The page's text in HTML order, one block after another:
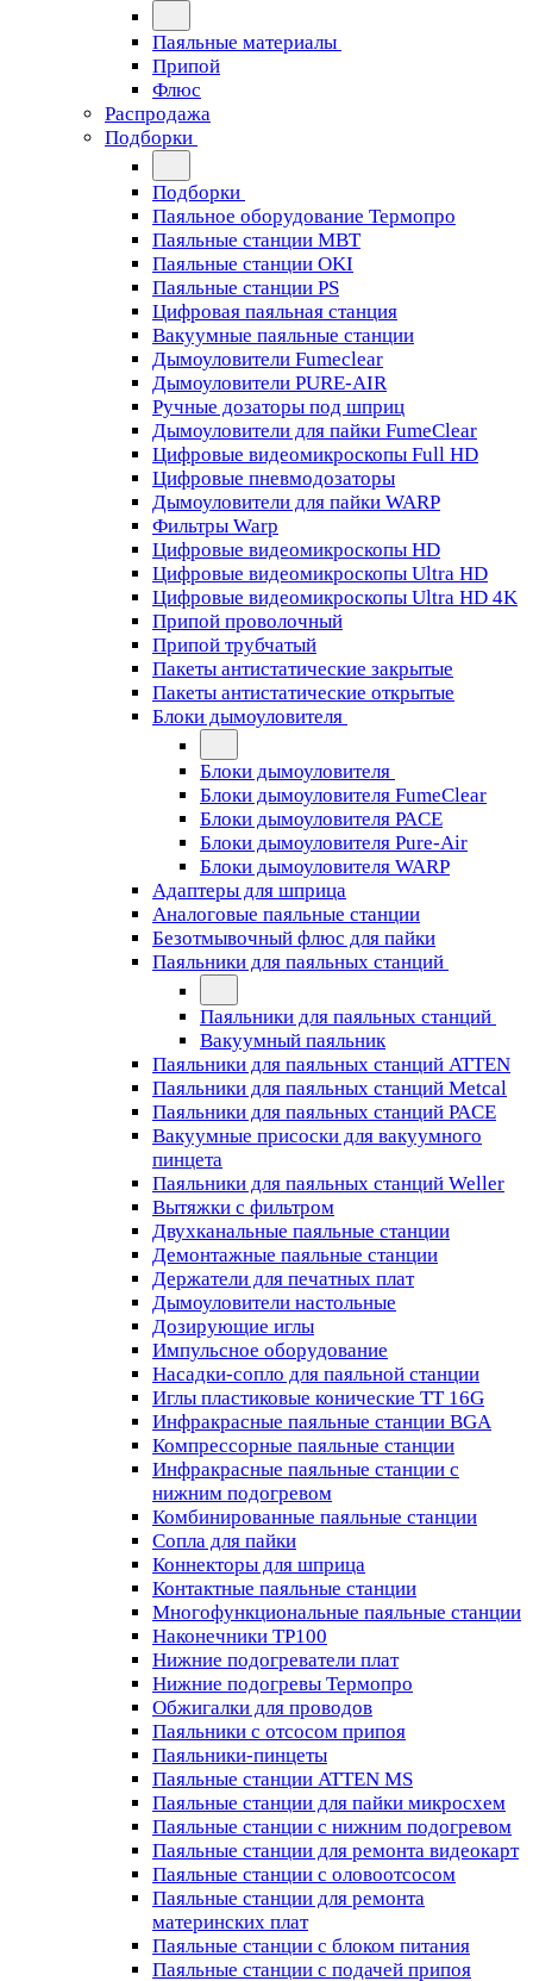
Паяльные материалы
Припой
Флюс
Распродажа
Подборки
Подборки
Паяльное оборудование Термопро
Паяльные станции MBT
Паяльные станции OKI
Паяльные станции PS
Цифровая паяльная станция
Вакуумные паяльные станции
Дымоуловители Fumeclear
Дымоуловители PURE-AIR
Ручные дозаторы под шприц
Дымоуловители для пайки FumeClear
Цифровые видеомикроскопы Full HD
Цифровые пневмодозаторы
Дымоуловители для пайки WARP
Фильтры Warp
Цифровые видеомикроскопы HD
Цифровые видеомикроскопы Ultra HD
Цифровые видеомикроскопы Ultra HD 4K
Припой проволочный
Припой трубчатый
Пакеты антистатические закрытые
Пакеты антистатические открытые
Блоки дымоуловителя
Блоки дымоуловителя
Блоки дымоуловителя FumeClear
Блоки дымоуловителя PACE
Блоки дымоуловителя Pure-Air
Блоки дымоуловителя WARP
Адаптеры для шприца
Аналоговые паяльные станции
Безотмывочный флюс для пайки
Паяльники для паяльных станций
Паяльники для паяльных станций
Вакуумный паяльник
Паяльники для паяльных станций ATTEN
Паяльники для паяльных станций Metcal
Паяльники для паяльных станций PACE
Вакуумные присоски для вакуумного
пинцета
Паяльники для паяльных станций Weller
Вытяжки с фильтром
Двухканальные паяльные станции
Демонтажные паяльные станции
Держатели для печатных плат
Дымоуловители настольные
Дозирующие иглы
Импульсное оборудование
Насадки-сопло для паяльной станции
Иглы пластиковые конические TT 16G
Инфракрасные паяльные станции BGA
Компрессорные паяльные станции
Инфракрасные паяльные станции с
нижним подогревом
Комбинированные паяльные станции
Сопла для пайки
Коннекторы для шприца
Контактные паяльные станции
Многофункциональные паяльные станции
Наконечники TP100
Нижние подогреватели плат
Нижние подогревы Термопро
Обжигалки для проводов
Паяльники с отсосом припоя
Паяльники-пинцеты
Паяльные станции ATTEN MS
Паяльные станции для пайки микросхем
Паяльные станции с нижним подогревом
Паяльные станции для ремонта видеокарт
Паяльные станции с оловоотсосом
Паяльные станции для ремонта
материнских плат
Паяльные станции с блоком питания
Паяльные станции с подачей припоя